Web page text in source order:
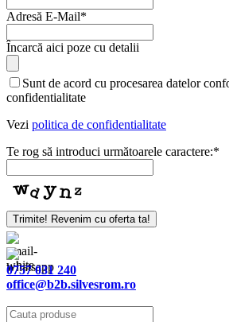
Adresă E-Mail*
Încarcă aici poze cu detalii
Sunt de acord cu procesarea datelor
confidentialitate
Vezi politica de confidentialitate
Te rog să introduci următoarele caractere:*
Trimite! Revenim cu oferta ta!
0757 031 240
office@b2b.silvesrom.ro